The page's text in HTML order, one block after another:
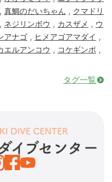
, 真鯛のだいちゃん , クマドリ
, ネジリンボウ , カスザメ , ウ
アナゴ , ヒメアゴアマダイ ,
エルアンコウ , コケギンポ ,
タグ一覧